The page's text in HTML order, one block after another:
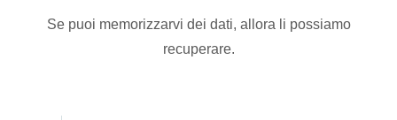
Se puoi memorizzarvi dei dati, allora li possiamo
recuperare.